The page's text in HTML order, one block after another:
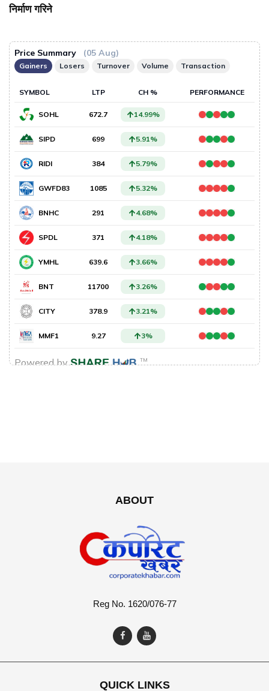
निर्माण गरिने
ABOUT
Reg No. 1620/076-77
QUICK LINKS